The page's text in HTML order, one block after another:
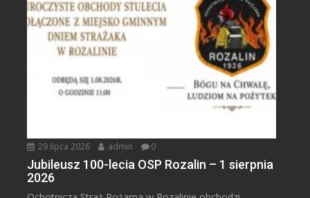
29 lipca 2026 admin 0
Jubileusz 100-lecia OSP Rozalin – 1 sierpnia
2026